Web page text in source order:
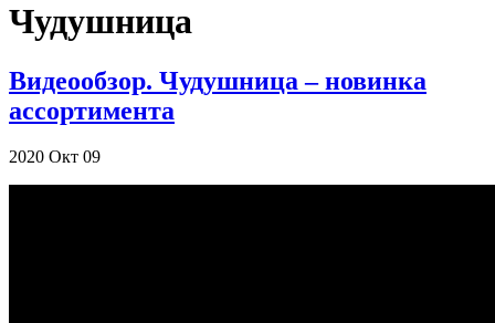
Чудушница
Видеообзор. Чудушница – новинка
ассортимента
2020 Окт 09